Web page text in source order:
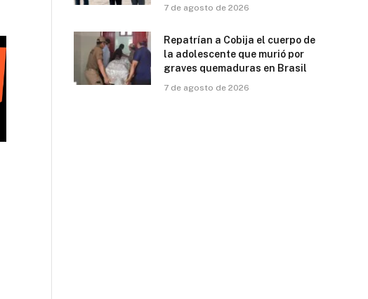
7 de agosto de 2026
Repatrían a Cobija el cuerpo de
la adolescente que murió por
graves quemaduras en Brasil
7 de agosto de 2026